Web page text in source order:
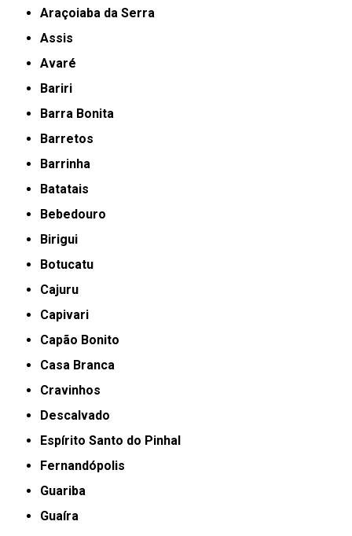
Araçoiaba da Serra
Assis
Avaré
Bariri
Barra Bonita
Barretos
Barrinha
Batatais
Bebedouro
Birigui
Botucatu
Cajuru
Capivari
Capão Bonito
Casa Branca
Cravinhos
Descalvado
Espírito Santo do Pinhal
Fernandópolis
Guariba
Guaíra